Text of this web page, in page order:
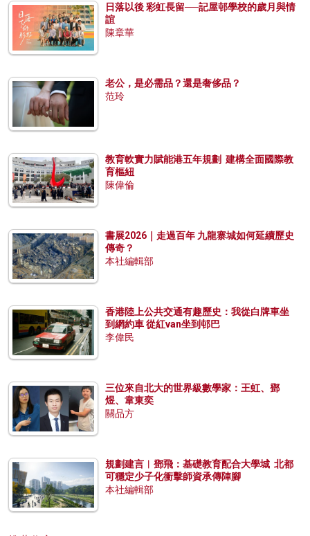
日落以後 彩虹長留──記屋邨學校的歲月與情
誼
陳章華
老公，是必需品？還是奢侈品？
范玲
教育軟實力賦能港五年規劃 建構全面國際教
育樞紐
陳偉倫
書展2026｜走過百年 九龍寨城如何延續歷史
傳奇？
本社編輯部
香港陸上公共交通有趣歷史：我從白牌車坐
到網約車 從紅van坐到邨巴
李偉民
三位來自北大的世界級數學家：王虹、鄧
煜、韋東奕
關品方
規劃建言︱鄧飛：基礎教育配合大學城 北都
可穩定少子化衝擊師資承傳陣腳
本社編輯部